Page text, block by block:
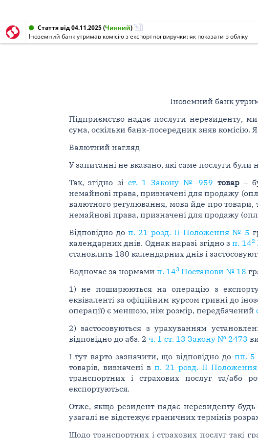
Стаття від 04.11.2025(Чинний)
Іноземний банк утримав комісію з експортної виручки: як показати в обліку
Іноземний банк
Підприємство надає послуги нерезиденту,
сума, оскільки банк-посередник зняв комісію.
Валютний нагляд
У запитанні не вказано, які саме послуги
Так, згідно зі ст. 1 Закону № 959 товар–
немайнові права, призначені для продажу
валютного регулювання, мова йде про товари,
немайнові права, призначені для продажу
Відповідно доп. 21 розд. II Положення № 5
календарних днів. Однак наразі згідно зп. 142
становлять 180 календарних днів і
Водночас за нормами п. 143Постанови № 18
1) не поширюються на операцію з
еквіваленті за офіційним курсом гривні до
операції) є меншою, ніж розмір, передбачений
2) застосовуються з урахуванням
відповідно до абз. 2 ч. 1 ст. 13 Закону № 2473
І тут варто зазначити, що відповідно до пп. 5
товарів, визначені в п. 21 розд. II
транспортних і страхових послуг та/або
експортуються.
Отже, якщо резидент надає нерезиденту
узагалі не відстежує граничних термінів
Щодо транспортних і страхових послуг такі